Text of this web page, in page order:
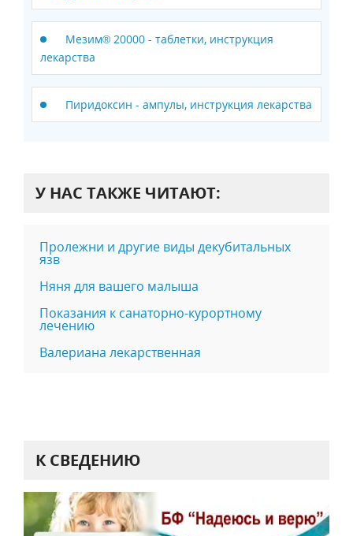
Мезим® 20000 - таблетки, инструкция
лекарства
Пиридоксин - ампулы, инструкция лекарства
У НАС ТАКЖЕ ЧИТАЮТ:
Пролежни и другие виды декубитальных
язв
Няня для вашего малыша
Показания к санаторно-курортному
лечению
Валериана лекарственная
К СВЕДЕНИЮ